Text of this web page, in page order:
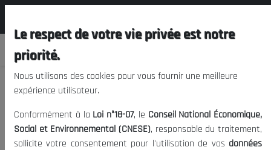
Nous vous prions de nous
excuser, mais l'accès à ce
contenu est restreint.
Le respect de votre vie privée est notre
priorité.
Nous utilisons des cookies pour vous fournir une meilleure
expérience utilisateur.
Conformément à la Loi n°18-07, le Conseil National Économique,
Social et Environnemental (CNESE), responsable du traitement,
sollicite votre consentement pour l'utilisation de vos données